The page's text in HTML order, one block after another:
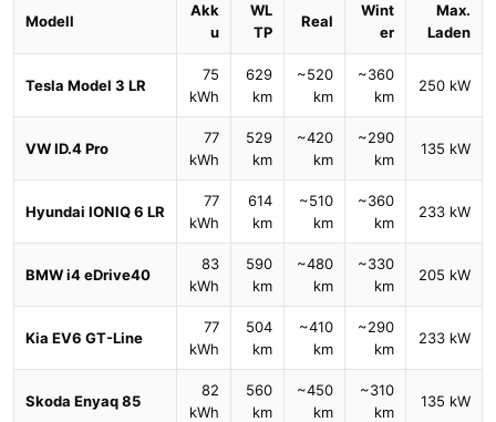
Modell
Akk
u
WL
TP
Real
Wint
er
Max.
Laden
Tesla Model 3 LR
75
kWh
629
km
~520
km
~360
km
250 kW
VW ID.4 Pro
77
kWh
529
km
~420
km
~290
km
135 kW
Hyundai IONIQ 6 LR
77
kWh
614
km
~510
km
~360
km
233 kW
BMW i4 eDrive40
83
kWh
590
km
~480
km
~330
km
205 kW
Kia EV6 GT-Line
77
kWh
504
km
~410
km
~290
km
233 kW
Skoda Enyaq 85
82
kWh
560
km
~450
km
~310
km
135 kW